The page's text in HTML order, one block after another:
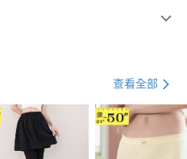
查看全部